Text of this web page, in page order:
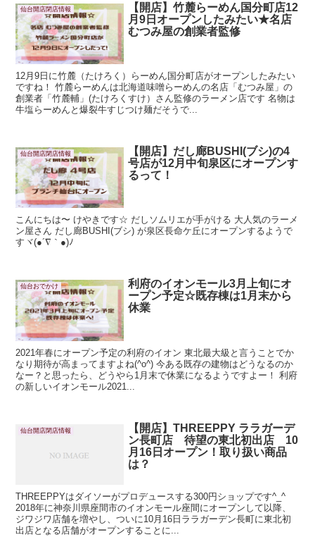
仙台開店閉店情報
【開店】竹麓らーめん国分町店12
月9日オープンしたみたい★名店
むつみ屋の創業者監修
12月9日に竹麓（たけろく）らーめん国分町店がオープンしたみたい
ですね！ 竹麓らーめんは北海道味噌らーめんの名店「むつみ屋」の
創業者「竹麓輔」(たけろくすけ）さん監修のラーメン店です 名物は
牛塩らーめんと爆裂牛すじつけ麺だそうで...
仙台開店閉店情報
【開店】だし廊BUSHI(ブシ)の4
号店が12月中旬泉区にオープンす
るって！
こんにちは〜 けやきです☆ だしソムリエが手がける 大人気のラーメ
ン屋さん だし廊BUSHI(ブシ) が泉区長命ケ丘にオープンするようで
すヾ(●´∇｀●)ﾉ
仙台おでかけ
利府のイオンモール3月上旬にオ
ープン予定☆既存棟は1月末から
休業
2021年春にオープン予定の利府のイオン 東北最大級と言うことでか
なり期待が高まってますよね(^o^) 今ある既存の建物はどうなるのか
なー？と思ったら、どうやら1月末で休業になるようですよー！ 利府
の新しいイオンモール2021...
仙台開店閉店情報
【開店】THREEPPY ララガーデ
ン長町店 待望の東北初出店 10
月16日オープン！取り扱い商品
は？
THREEPPYはダイソーがプロデュースする300円ショップです^_^
2018年に神奈川県座間市のイオンモール座間にオープンして以降、
ジワジワ店舗を増やし、ついに10月16日ララガーデン長町に東北初
出店となる店舗がオープンすることに...